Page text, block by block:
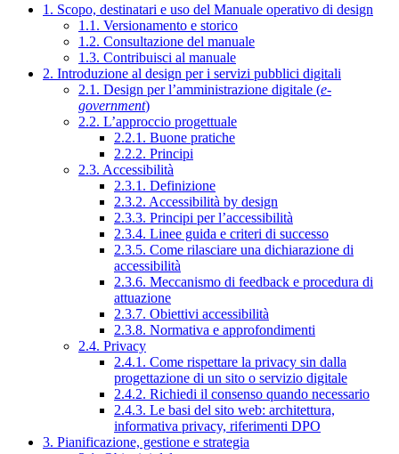
1. Scopo, destinatari e uso del Manuale operativo di design
1.1. Versionamento e storico
1.2. Consultazione del manuale
1.3. Contribuisci al manuale
2. Introduzione al design per i servizi pubblici digitali
2.1. Design per l’amministrazione digitale (e-
government)
2.2. L’approccio progettuale
2.2.1. Buone pratiche
2.2.2. Principi
2.3. Accessibilità
2.3.1. Definizione
2.3.2. Accessibilità by design
2.3.3. Principi per l’accessibilità
2.3.4. Linee guida e criteri di successo
2.3.5. Come rilasciare una dichiarazione di
accessibilità
2.3.6. Meccanismo di feedback e procedura di
attuazione
2.3.7. Obiettivi accessibilità
2.3.8. Normativa e approfondimenti
2.4. Privacy
2.4.1. Come rispettare la privacy sin dalla
progettazione di un sito o servizio digitale
2.4.2. Richiedi il consenso quando necessario
2.4.3. Le basi del sito web: architettura,
informativa privacy, riferimenti DPO
3. Pianificazione, gestione e strategia